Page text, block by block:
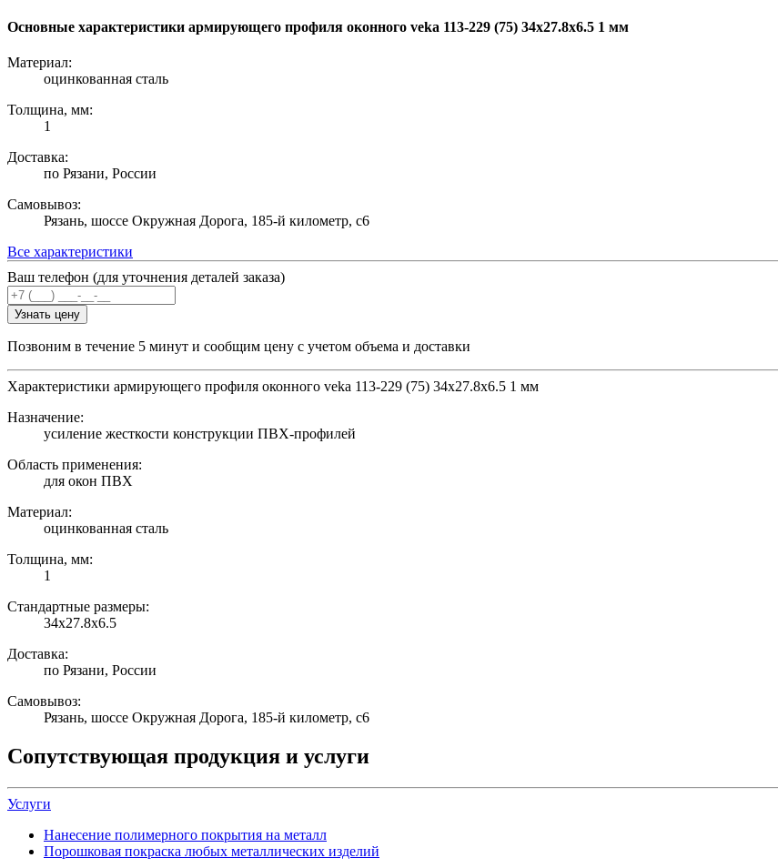
Основные характеристики армирующего профиля оконного veka 113-229 (75) 34х27.8х6.5 1 мм
Материал:
оцинкованная сталь
Толщина, мм:
1
Доставка:
по Рязани, России
Самовывоз:
Рязань, шоссе Окружная Дорога, 185-й километр, с6
Все характеристики
Ваш телефон (для уточнения деталей заказа)
Узнать цену
Позвоним в течение 5 минут и сообщим цену с учетом объема и доставки
Характеристики армирующего профиля оконного veka 113-229 (75) 34х27.8х6.5 1 мм
Назначение:
усиление жесткости конструкции ПВХ-профилей
Область применения:
для окон ПВХ
Материал:
оцинкованная сталь
Толщина, мм:
1
Стандартные размеры:
34х27.8х6.5
Доставка:
по Рязани, России
Самовывоз:
Рязань, шоссе Окружная Дорога, 185-й километр, с6
Сопутствующая продукция и услуги
Услуги
Нанесение полимерного покрытия на металл
Порошковая покраска любых металлических изделий